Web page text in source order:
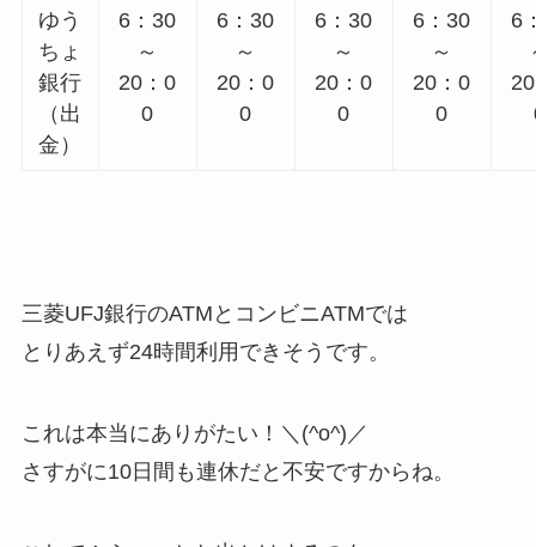
ゆう
ちょ
銀行
（出
金）
6：30
～
20：0
0
6：30
～
20：0
0
6：30
～
20：0
0
6：30
～
20：0
0
6
三菱UFJ銀行のATMとコンビニATMでは
とりあえず24時間利用できそうです。
これは本当にありがたい！＼(^o^)／
さすがに10日間も連休だと不安ですからね。